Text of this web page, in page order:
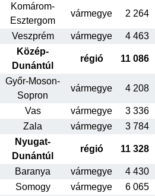
Komárom-
Esztergom
vármegye 2 264
Veszprém vármegye 4 463
Közép-
Dunántúl
régió 11 086
Győr-Moson-
Sopron
vármegye 4 208
Vas vármegye 3 336
Zala
vármegye 3 784
Nyugat-
Dunántúl
régió 11 328
Baranya vármegye 4 430
Somogy
vármegye 6 065